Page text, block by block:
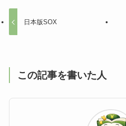
日本版SOX
この記事を書いた人